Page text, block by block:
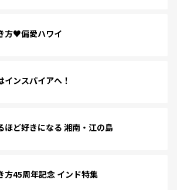
方♥偏愛ハワイ
インスパイアへ！
ほど好きになる 湘南・江の島
方45周年記念 インド特集